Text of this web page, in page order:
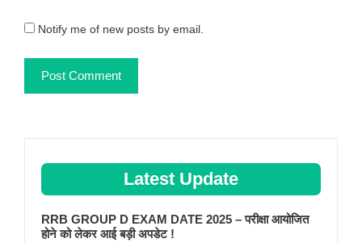
Notify me of new posts by email.
Latest Update
RRB GROUP D EXAM DATE 2025 – परीक्षा आयोजित
होने को लेकर आई बड़ी अपडेट !